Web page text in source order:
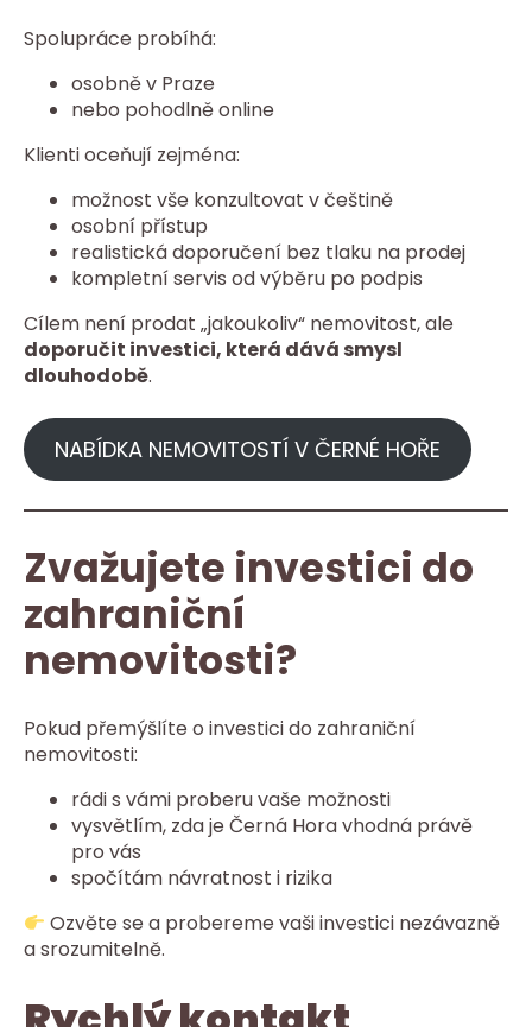
Spolupráce probíhá:
osobně v Praze
nebo pohodlně online
Klienti oceňují zejména:
možnost vše konzultovat v češtině
osobní přístup
realistická doporučení bez tlaku na prodej
kompletní servis od výběru po podpis
Cílem není prodat „jakoukoliv“ nemovitost, ale
doporučit investici, která dává smysl
dlouhodobě.
NABÍDKA NEMOVITOSTÍ V ČERNÉ HOŘE
Zvažujete investici do
zahraniční
nemovitosti?
Pokud přemýšlíte o investici do zahraniční
nemovitosti:
rádi s vámi proberu vaše možnosti
vysvětlím, zda je Černá Hora vhodná právě
pro vás
spočítám návratnost i rizika
Ozvěte se a probereme vaši investici nezávazně
a srozumitelně.